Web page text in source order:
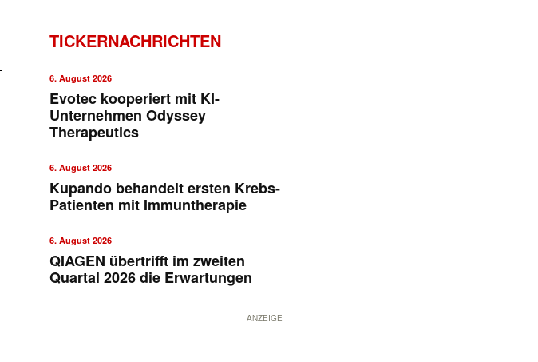
TICKERNACHRICHTEN
6. August 2026
Evotec kooperiert mit KI-
Unternehmen Odyssey
Therapeutics
6. August 2026
Kupando behandelt ersten Krebs-
Patienten mit Immuntherapie
6. August 2026
QIAGEN übertrifft im zweiten
Quartal 2026 die Erwartungen
ANZEIGE